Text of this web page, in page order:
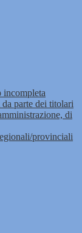
incompleta
parte dei titolari
di
provinciali